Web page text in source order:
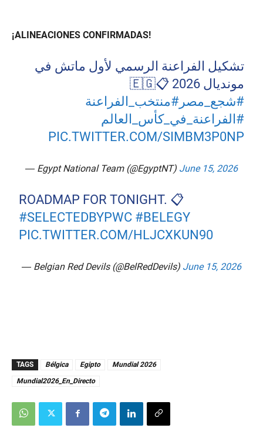
¡ALINEACIONES CONFIRMADAS!
تشكيل الفراعنة الرسمي لأول ماتش في
مونديال 2026 📋🇪🇬
#شجع_مصر#منتخب_الفراعنة
#الفراعنة_في_كأس_العالم
PIC.TWITTER.COM/SIMBM3P0NP
— Egypt National Team (@EgyptNT) June 15, 2026
ROADMAP FOR TONIGHT. 📋
#SELECTEDBYPWC #BELEGY
PIC.TWITTER.COM/HLJCXKUN90
— Belgian Red Devils (@BelRedDevils) June 15, 2026
TAGS Bélgica Egipto
Mundial 2026
Mundial2026_En_Directo